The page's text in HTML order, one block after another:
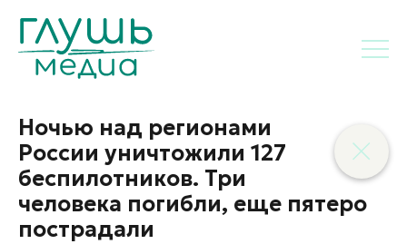
Ночью над регионами
России уничтожили 127
беспилотников. Три
человека погибли, еще пятеро
пострадали